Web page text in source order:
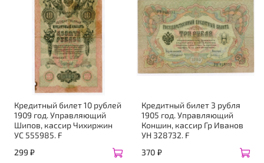
Кредитный билет 10 рублей
1909 год. Управляющий
Шипов, кассир Чихиржин
УС 555985. F
299 ₽
Кредитный билет 3 рубля
1905 год. Управляющий
Коншин, кассир Гр Иванов
УН 328732. F
370 ₽